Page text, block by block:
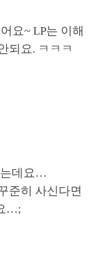
요~ LP는 이해
되요. ㅋㅋㅋ
는데요…
준히 사신다면
…;